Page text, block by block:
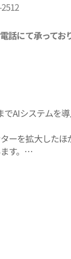
話にて承ってお
AIシステムを
ーを拡大した
す。
健康な暮らし